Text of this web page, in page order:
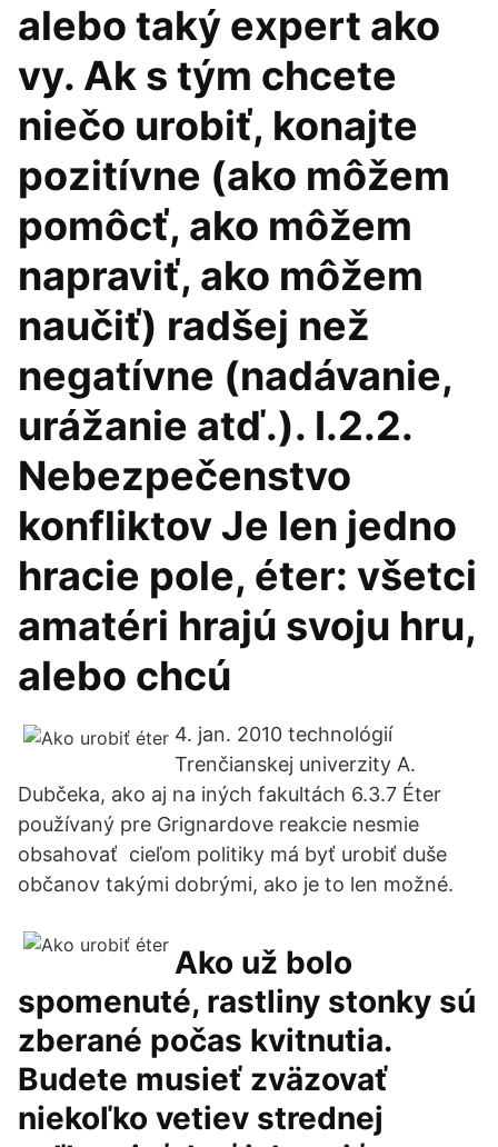
alebo taký expert ako
vy. Ak s tým chcete
niečo urobiť, konajte
pozitívne (ako môžem
pomôcť, ako môžem
napraviť, ako môžem
naučiť) radšej než
negatívne (nadávanie,
urážanie atď.). I.2.2.
Nebezpečenstvo
konfliktov Je len jedno
hracie pole, éter: všetci
amatéri hrajú svoju hru,
alebo chcú
4. jan. 2010 technológií
Trenčianskej univerzity A.
Dubčeka, ako aj na iných fakultách 6.3.7 Éter
používaný pre Grignardove reakcie nesmie
obsahovať cieľom politiky má byť urobiť duše
občanov takými dobrými, ako je to len možné.
Ako už bolo
spomenuté, rastliny stonky sú
zberané počas kvitnutia.
Budete musieť zväzovať
niekoľko vetiev strednej